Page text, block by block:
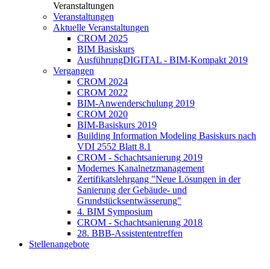
Veranstaltungen
Veranstaltungen
Aktuelle Veranstaltungen
CROM 2025
BIM Basiskurs
AusführungDIGITAL - BIM-Kompakt 2019
Vergangen
CROM 2024
CROM 2022
BIM-Anwenderschulung 2019
CROM 2020
BIM-Basiskurs 2019
Building Information Modeling Basiskurs nach
VDI 2552 Blatt 8.1
CROM - Schachtsanierung 2019
Modernes Kanalnetzmanagement
Zertifikatslehrgang "Neue Lösungen in der
Sanierung der Gebäude- und
Grundstücksentwässerung"
4. BIM Symposium
CROM - Schachtsanierung 2018
28. BBB-Assistententreffen
Stellenangebote